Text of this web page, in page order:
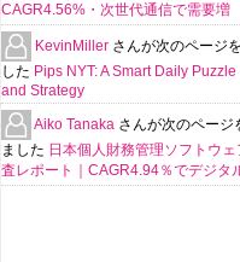
CAGR4.56%・次世代通信で需要増
KevinMiller さんが次のページ
した Pips NYT: A Smart Daily
and Strategy
Aiko Tanaka さんが次のページ
ました 日本個人財務管理ソフトウ
査レポート｜CAGR4.94％でデジタ